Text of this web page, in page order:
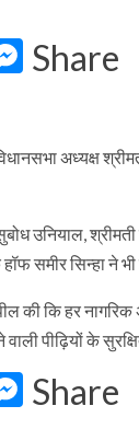
Share
अध्यक्ष
उनियाल,
समीर सिन्हा ने
की कि हर
पीढ़ियों के
Share